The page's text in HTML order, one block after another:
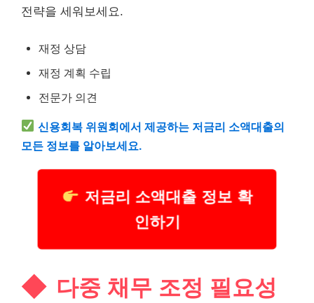
전략을 세워보세요.
재정 상담
재정 계획 수립
전문가 의견
신용회복 위원회에서 제공하는 저금리 소액대출의
모든 정보를 알아보세요.
저금리 소액대출 정보 확
인하기
다중 채무 조정 필요성